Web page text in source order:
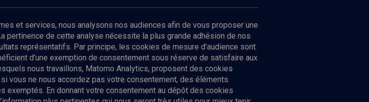
notre newsletter
Envoyer
et services, nous analysons nos audiences afin de vous proposer une
pertinence de cette analyse nécessite la plus grande adhésion de nos
représentatifs. Par principe, les cookies de mesure d’audience sont
d’une exemption de consentement sous réserve de satisfaire aux
nous travaillons, Matomo Analytics, proposent des cookies
vous ne nous accordez pas votre consentement, des éléments
En donnant votre consentement au dépôt des cookies